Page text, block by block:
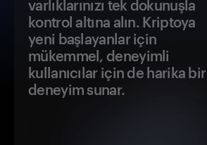
varlıklarınızı tek dokunuşla
kontrol altına alın. Kriptoya
yeni başlayanlar için
mükemmel, deneyimli
kullanıcılar için de harika bir
deneyim sunar.